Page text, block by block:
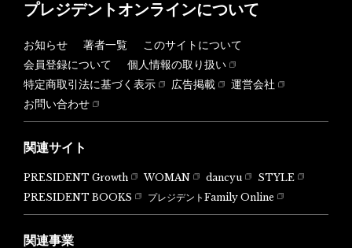
プレジデントオンラインについて
お知らせ 著者一覧
このサイトについて
会員登録について
個人情報の取り扱い
特定商取引法に基づく表示
広告掲載
運営会社
お問い合わせ
関連サイト
PRESIDENT Growth WOMAN dancyu
STYLE
PRESIDENT BOOKS
プレジデントFamily Online
関連事業